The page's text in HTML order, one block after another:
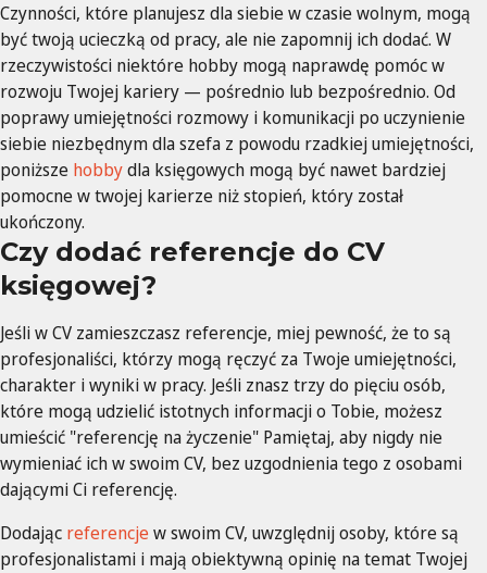
Czynności, które planujesz dla siebie w czasie wolnym, mogą
być twoją ucieczką od pracy, ale nie zapomnij ich dodać. W
rzeczywistości niektóre hobby mogą naprawdę pomóc w
rozwoju Twojej kariery — pośrednio lub bezpośrednio. Od
poprawy umiejętności rozmowy i komunikacji po uczynienie
siebie niezbędnym dla szefa z powodu rzadkiej umiejętności,
poniższe hobbydla księgowych mogą być nawet bardziej
pomocne w twojej karierze niż stopień, który został
ukończony.
Czy dodać referencje do CV
księgowej?
Jeśli w CV zamieszczasz referencje, miej pewność, że to są
profesjonaliści, którzy mogą ręczyć za Twoje umiejętności,
charakter i wyniki w pracy. Jeśli znasz trzy do pięciu osób,
które mogą udzielić istotnych informacji o Tobie, możesz
umieścić "referencję na życzenie" Pamiętaj, aby nigdy nie
wymieniać ich w swoim CV, bez uzgodnienia tego z osobami
dającymi Ci referencję.
Dodając referencjew swoim CV, uwzględnij osoby, które są
profesjonalistami i mają obiektywną opinię na temat Twojej